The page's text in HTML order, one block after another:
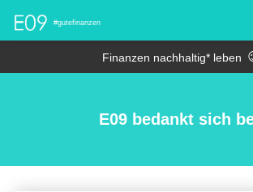
Finanzen nachhaltig* leben
E09 bedankt sich
#gutefinanzen